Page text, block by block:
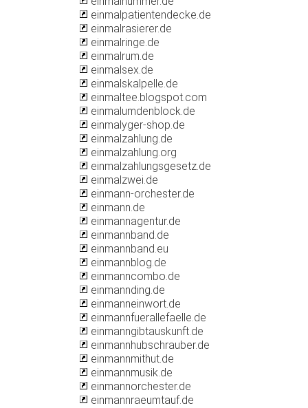
einmalpatientendecke.de
einmalrasierer.de
einmalringe.de
einmalrum.de
einmalsex.de
einmalskalpelle.de
einmaltee.blogspot.com
einmalumdenblock.de
einmalyger-shop.de
einmalzahlung.de
einmalzahlung.org
einmalzahlungsgesetz.de
einmalzwei.de
einmann-orchester.de
einmann.de
einmannagentur.de
einmannband.de
einmannband.eu
einmannblog.de
einmanncombo.de
einmannding.de
einmanneinwort.de
einmannfuerallefaelle.de
einmanngibtauskunft.de
einmannhubschrauber.de
einmannmithut.de
einmannmusik.de
einmannorchester.de
einmannraeumtauf.de